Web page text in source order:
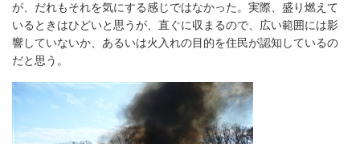
が、だれもそれを気にする感じではなかった。実際、盛り燃えて
いるときはひどいと思うが、直ぐに収まるので、広い範囲には影
響していないか、あるいは火入れの目的を住民が認知しているの
だと思う。